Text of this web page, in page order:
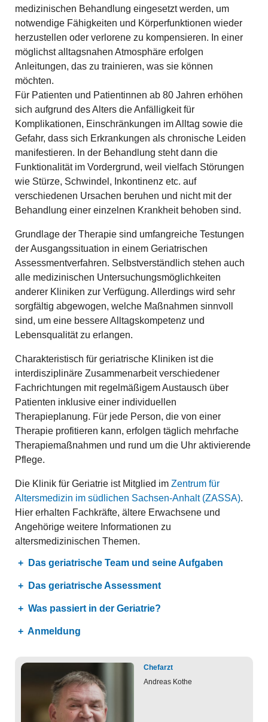
medizinischen Behandlung eingesetzt werden, um
notwendige Fähigkeiten und Körperfunktionen wieder
herzustellen oder verlorene zu kompensieren. In einer
möglichst alltagsnahen Atmosphäre erfolgen
Anleitungen, das zu trainieren, was sie können
möchten.
Für Patienten und Patientinnen ab 80 Jahren erhöhen
sich aufgrund des Alters die Anfälligkeit für
Komplikationen, Einschränkungen im Alltag sowie die
Gefahr, dass sich Erkrankungen als chronische Leiden
manifestieren. In der Behandlung steht dann die
Funktionalität im Vordergrund, weil vielfach Störungen
wie Stürze, Schwindel, Inkontinenz etc. auf
verschiedenen Ursachen beruhen und nicht mit der
Behandlung einer einzelnen Krankheit behoben sind.
Grundlage der Therapie sind umfangreiche Testungen
der Ausgangssituation in einem Geriatrischen
Assessmentverfahren. Selbstverständlich stehen auch
alle medizinischen Untersuchungsmöglichkeiten
anderer Kliniken zur Verfügung. Allerdings wird sehr
sorgfältig abgewogen, welche Maßnahmen sinnvoll
sind, um eine bessere Alltagskompetenz und
Lebensqualität zu erlangen.
Charakteristisch für geriatrische Kliniken ist die
interdisziplinäre Zusammenarbeit verschiedener
Fachrichtungen mit regelmäßigem Austausch über
Patienten inklusive einer individuellen
Therapieplanung. Für jede Person, die von einer
Therapie profitieren kann, erfolgen täglich mehrfache
Therapiemaßnahmen und rund um die Uhr aktivierende
Pflege.
Die Klinik für Geriatrie ist Mitglied im Zentrum für
Altersmedizin im südlichen Sachsen-Anhalt (ZASSA).
Hier erhalten Fachkräfte, ältere Erwachsene und
Angehörige weitere Informationen zu
altersmedizinischen Themen.
Das geriatrische Team und seine Aufgaben
Das geriatrische Assessment
Was passiert in der Geriatrie?
Anmeldung
Chefarzt
Andreas Kothe